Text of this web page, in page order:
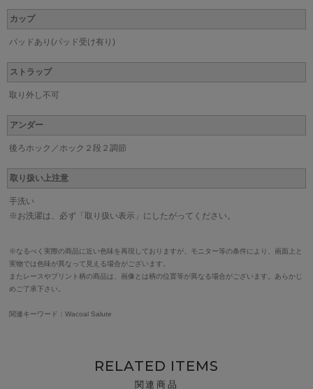
カップ
パッドあり(パッド受け有り)
ストラップ
取り外し不可
アンダー
後ろホック／ホック２段２調節
取り扱い上注意
手洗い
※お洗濯は、必ず「取り扱い表示」にしたがってください。
※なるべく実際の商品に近い色味を再現しておりますが、モニター等の条件により、画面上と
実物では色味が異なって見える場合がございます。
またレースやプリント柄の商品は、画像とは柄の位置等が異なる場合がございます。あらかじ
めご了承下さい。
関連キーワード：Wacoal Salute
RELATED ITEMS
関連商品